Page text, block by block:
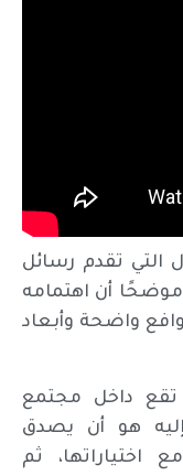
التي تقدم رسائل
أن اهتمامه
واضحة وأبعاد
تقع داخل مجتمع
إليه هو أن يصدق
اختياراتها، ثم